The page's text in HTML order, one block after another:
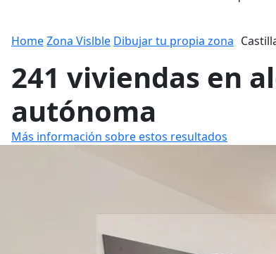
HomeZona Vislble Dibujar tu propia zona
241 viviendas en
autónoma
Más información sobre estos resultados